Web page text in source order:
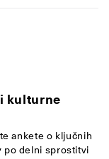
kulturne
ankete o ključnih
po delni sprostitvi